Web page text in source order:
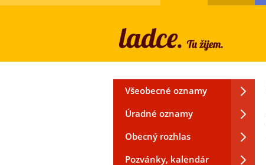
Všeobecné oznamy
Úradné oznamy
Obecný rozhlas
Pozvánky, kalendár